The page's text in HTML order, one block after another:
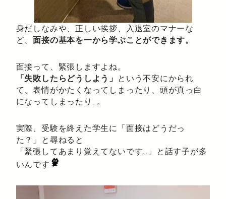
身だしなみや、正しい挨拶、入退室のマナーな
ど、面接の基本を一から学ぶことができます。
面接って、緊張しますよね。
「失敗したらどうしよう」 という不安にかられ
て、表情がかたくなってしまったり、頭が真っ白
になってしまったり…。
実際、受験を終えた学生に「面接はどうだっ
た？」と尋ねると
「緊張してあまり覚えてないです…」と話す子が多
いんです